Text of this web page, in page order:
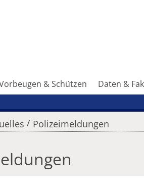
& Schützen Daten &
/ Polizeimeldungen